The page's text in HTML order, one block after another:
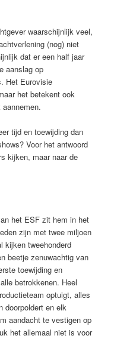
waarschijnlijk veel,
(nog) niet
dat er een half jaar
aanslag op
Het Eurovisie
het betekent ook
tijd en toewijding dan
Voor het antwoord
kijken, maar naar de
het ESF zit hem in het
zijn met twee miljoen
kijken tweehonderd
beetje zenuwachtig van
toewijding en
betrokkenen. Heel
optuigt, alles
doorpoldert en elk
aandacht te vestigen op
het allemaal niet is voor